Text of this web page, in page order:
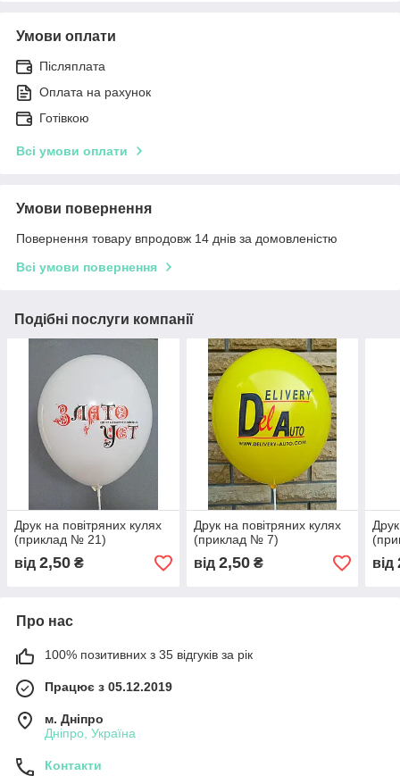
Умови оплати
Післяплата
Оплата на рахунок
Готівкою
Всі умови оплати
Умови повернення
Повернення товару впродовж 14 днів за домовленістю
Всі умови повернення
Подібні послуги компанії
Друк на повітряних кулях
(приклад № 21)
від 2,50 ₴
Друк на повітряних кулях
(приклад № 7)
від 2,50₴ від
Про нас
100% позитивних з 35 відгуків за рік
Працює з 05.12.2019
м. Дніпро
Дніпро, Україна
Контакти